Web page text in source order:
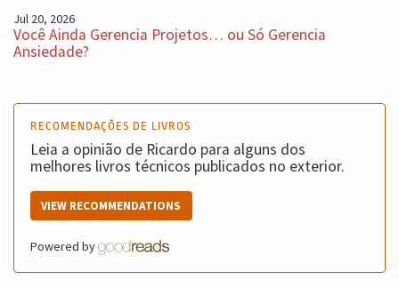
Jul 20, 2026
Você Ainda Gerencia Projetos… ou Só Gerencia
Ansiedade?
RECOMENDAÇÕES DE LIVROS
Leia a opinião de Ricardo para alguns dos
melhores livros técnicos publicados no exterior.
VIEW RECOMMENDATIONS
Powered by